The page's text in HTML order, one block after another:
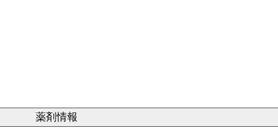
薬剤情報